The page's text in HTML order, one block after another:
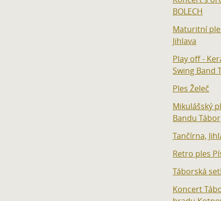
BOLECH
Maturitní
Jihlava
Play off -
Swing Band
Ples Želeč
Mikulášský
Bandu Tábor
Tančírna,
Retro ples
Táborská
Koncert